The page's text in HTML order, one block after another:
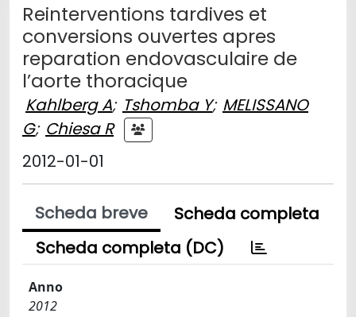
Reinterventions tardives et
conversions ouvertes apres
reparation endovasculaire de
l’aorte thoracique
Kahlberg A; Tshomba Y; MELISSANO
G; Chiesa R
2012-01-01
Scheda breve
Scheda completa
Scheda completa (DC)
Anno
2012